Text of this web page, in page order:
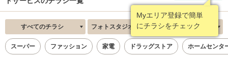
Myエリア登録で簡単
にチラシをチェック
すべてのチラシ フォトスタジオ・プリントサービス 新着順
スーパー ファッション 家電 ドラッグストア ホームセンタ